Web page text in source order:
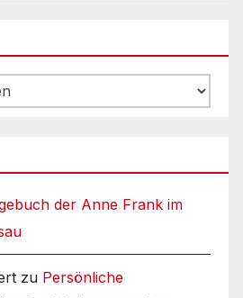
der Anne Frank im
zu Persönliche